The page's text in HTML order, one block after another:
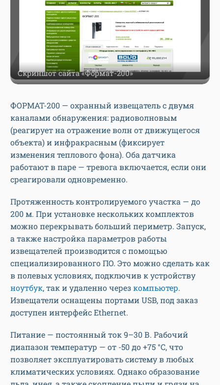
Скриншот сайта «Формат-200»
ФОРМАТ-200 — охранный извещатель с двумя
каналами обнаружения: радиоволновым
(реагирует на отражение волн от движущегося
объекта) и инфракрасным (фиксирует
изменения теплового фона). Оба датчика
работают в паре — тревога включается, если они
среагировали одновременно.
Протяженность контролируемого участка — до
200 м. При установке нескольких комплектов
можно перекрывать больший периметр. Запуск,
а также настройка параметров работы
извещателей производится с помощью
специализированного ПО. Это можно сделать как
в полевых условиях, подключив к устройству
ноутбук, так и удаленно черезкомпьютер.
Извещатели оснащены портами USB, под заказ
доступен интерфейс Ethernet.
Питание — постоянный ток 9–30 В. Рабочий
диапазон температур — от -50 до +75 °C, что
позволяет эксплуатировать систему в любых
климатических условиях. Однако образование